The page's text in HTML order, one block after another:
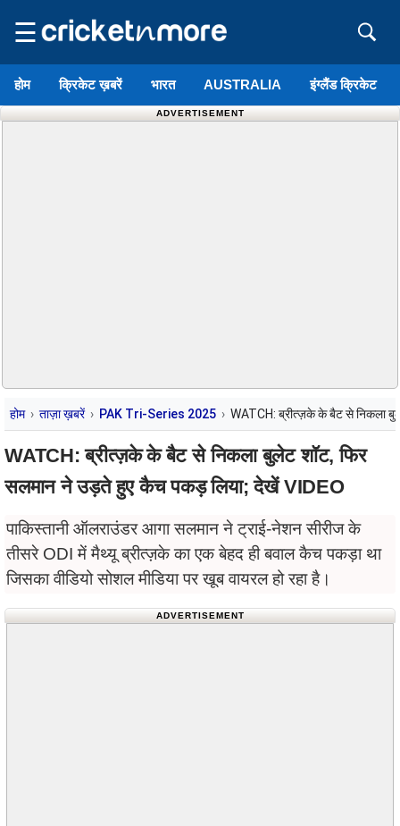
☰
होम क्रिकेट ख़बरें भारत AUSTRALIA इंग्लैंड क्रिकेट
ADVERTISEMENT
होम ताज़ा ख़बरें PAK Tri-Series 2025 WATCH: ब्रीत्ज़के के बैट से निकला
WATCH: ब्रीत्ज़के के बैट से निकला बुलेट शॉट, फिर
सलमान ने उड़ते हुए कैच पकड़ लिया; देखें VIDEO
पाकिस्तानी ऑलराउंडर आगा सलमान ने ट्राई-नेशन सीरीज के
तीसरे ODI में मैथ्यू ब्रीत्ज़के का एक बेहद ही बवाल कैच पकड़ा था
जिसका वीडियो सोशल मीडिया पर खूब वायरल हो रहा है।
ADVERTISEMENT